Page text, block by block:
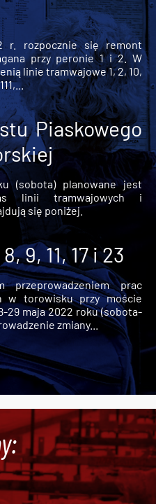
r. rozpocznie się remont
przy peronie 1 i 2. W
linie tramwajowe 1, 2, 10,
Piaskowego
(sobota) planowane jest
linii tramwajowych i
się poniżej.
9, 11, 17 i 23
przeprowadzeniem prac
w torowisku przy moście
29 maja 2022 roku (sobota-
zmiany...